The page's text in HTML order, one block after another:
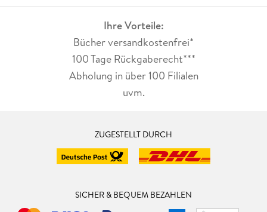
Ihre Vorteile:
Bücher versandkostenfrei*
100 Tage Rückgaberecht***
Abholung in über 100 Filialen
uvm.
ZUGESTELLT DURCH
SICHER & BEQUEM BEZAHLEN